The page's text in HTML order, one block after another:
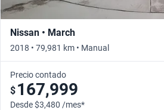
Nissan • March
2018 • 79,981 km • Manual
Precio contado
$ 167,999
Desde $3,480 /mes*